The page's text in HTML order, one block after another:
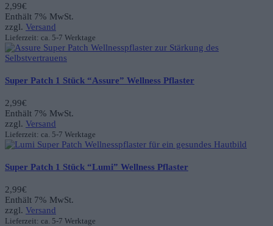
2,99€
Enthält 7% MwSt.
zzgl. Versand
Lieferzeit: ca. 5-7 Werktage
Super Patch 1 Stück “Assure” Wellness Pflaster
2,99€
Enthält 7% MwSt.
zzgl. Versand
Lieferzeit: ca. 5-7 Werktage
Super Patch 1 Stück “Lumi” Wellness Pflaster
2,99€
Enthält 7% MwSt.
zzgl. Versand
Lieferzeit: ca. 5-7 Werktage